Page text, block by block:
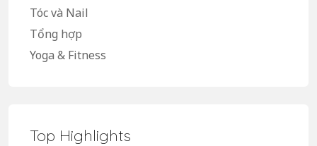
Tóc và Nail
Tổng hợp
Yoga & Fitness
Top Highlights